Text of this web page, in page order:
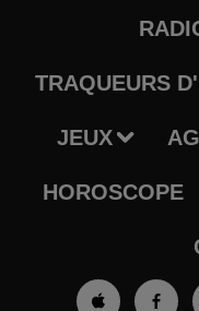
TRAQUEURS
JEUX
HOROSCOPE